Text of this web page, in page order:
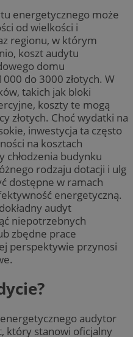
energetycznego może
od wielkości i
regionu, w którym
koszt audytu
domu
do 3000 złotych. W
takich jak bloki
koszty te mogą
złotych. Choć wydatki na
inwestycja ta często
na kosztach
chłodzenia budynku
rodzaju dotacji i ulg
dostępne w ramach
energetyczną.
audyt
niepotrzebnych
zbędne prace
perspektywie przynosi
audytor
który stanowi oficjalny